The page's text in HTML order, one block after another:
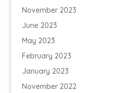
November 2023
June 2023
May 2023
February 2023
January 2023
November 2022